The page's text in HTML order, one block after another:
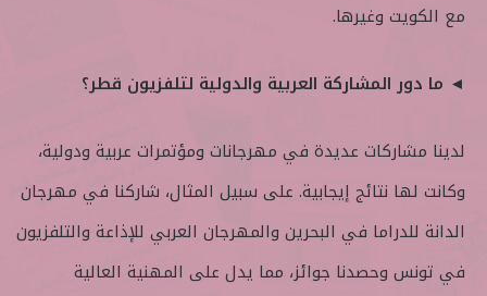
مع الكويت وغيرها.
◄ ما دور المشاركة العربية والدولية لتلفزيون قطر؟
لدينا مشاركات عديدة في مهرجانات ومؤتمرات عربية ودولية،
وكانت لها نتائج إيجابية. على سبيل المثال، شاركنا في مهرجان
الدانة للدراما في البحرين والمهرجان العربي للإذاعة والتلفزيون
في تونس وحصدنا جوائز، مما يدل على المهنية العالية